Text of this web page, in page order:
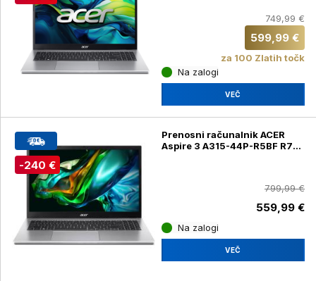
749,99 €
599,99 €
za 100 Zlatih točk
Na zalogi
VEČ
-240 €
Prenosni računalnik ACER
Aspire 3 A315-44P-R5BF R7-
799,99 €
559,99 €
Na zalogi
VEČ